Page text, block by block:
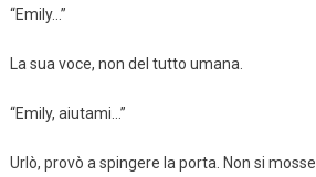
“Emily…”
La sua voce, non del tutto umana.
“Emily, aiutami…”
Urlò, provò a spingere la porta. Non si mosse.